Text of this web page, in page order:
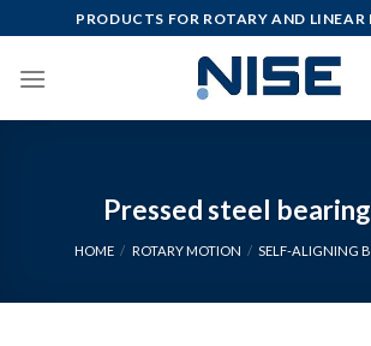
to
content
PRODUCTS FOR ROTARY AND LINEAR
Pressed steel
HOME / ROTARY MOTION / SELF-ALIGNING